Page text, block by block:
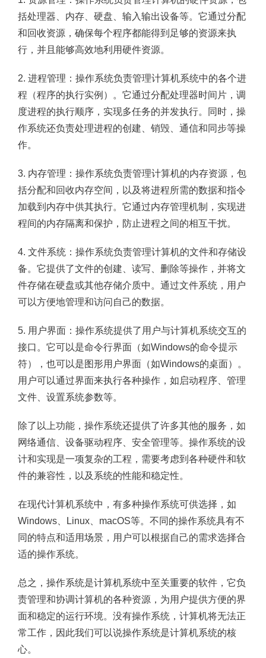
括处理器、内存、硬盘、输入输出设备等。它通过分配
和回收资源，确保每个程序都能得到足够的资源来执
行，并且能够高效地利用硬件资源。
2. 进程管理：操作系统负责管理计算机系统中的各个进
程（程序的执行实例）。它通过分配处理器时间片，调
度进程的执行顺序，实现多任务的并发执行。同时，操
作系统还负责处理进程的创建、销毁、通信和同步等操
作。
3. 内存管理：操作系统负责管理计算机的内存资源，包
括分配和回收内存空间，以及将进程所需的数据和指令
加载到内存中供其执行。它通过内存管理机制，实现进
程间的内存隔离和保护，防止进程之间的相互干扰。
4. 文件系统：操作系统负责管理计算机的文件和存储设
备。它提供了文件的创建、读写、删除等操作，并将文
件存储在硬盘或其他存储介质中。通过文件系统，用户
可以方便地管理和访问自己的数据。
5. 用户界面：操作系统提供了用户与计算机系统交互的
接口。它可以是命令行界面（如Windows的命令提示
符），也可以是图形用户界面（如Windows的桌面）。
用户可以通过界面来执行各种操作，如启动程序、管理
文件、设置系统参数等。
除了以上功能，操作系统还提供了许多其他的服务，如
网络通信、设备驱动程序、安全管理等。操作系统的设
计和实现是一项复杂的工程，需要考虑到各种硬件和软
件的兼容性，以及系统的性能和稳定性。
在现代计算机系统中，有多种操作系统可供选择，如
Windows、Linux、macOS等。不同的操作系统具有不
同的特点和适用场景，用户可以根据自己的需求选择合
适的操作系统。
总之，操作系统是计算机系统中至关重要的软件，它负
责管理和协调计算机的各种资源，为用户提供方便的界
面和稳定的运行环境。没有操作系统，计算机将无法正
常工作，因此我们可以说操作系统是计算机系统的核
心。